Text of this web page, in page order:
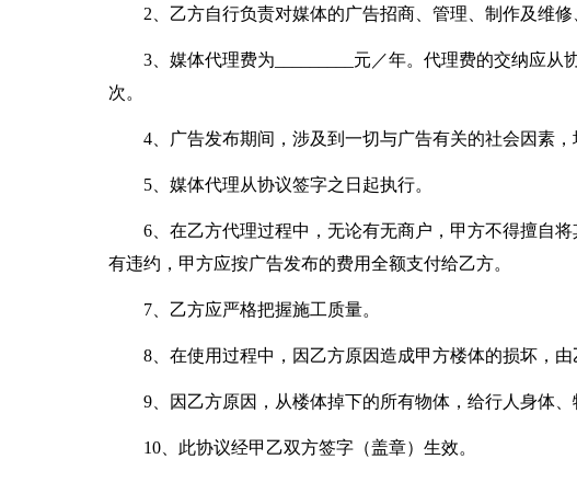
2、乙方自行负责对媒体的广告招商、管理、制作及维修
3、媒体代理费为_________元／年。代理费的交纳应
次。
4、广告发布期间，涉及到一切与广告有关的社会因素，
5、媒体代理从协议签字之日起执行。
6、在乙方代理过程中，无论有无商户，甲方不得擅自
有违约，甲方应按广告发布的费用全额支付给乙方。
7、乙方应严格把握施工质量。
8、在使用过程中，因乙方原因造成甲方楼体的损坏，由
9、因乙方原因，从楼体掉下的所有物体，给行人身体
10、此协议经甲乙双方签字（盖章）生效。